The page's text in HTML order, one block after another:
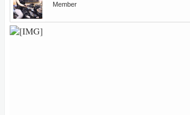
Member